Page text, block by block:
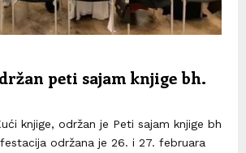
peti sajam knjige bh.
knjige, održan je Peti sajam knjige bh
održana je 26. i 27. februara